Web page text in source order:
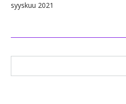
syyskuu 2021